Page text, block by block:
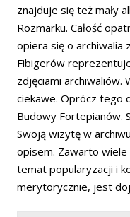
znajduje się też mały
Rozmarku. Całość
opiera się o archiwalia
Fibigerów
zdjęciami archiwaliów.
ciekawe. Oprócz tego
Budowy Fortepianów.
Swoją wizytę w
opisem. Zawarto wiele
temat popularyzacji i
merytorycznie, jest